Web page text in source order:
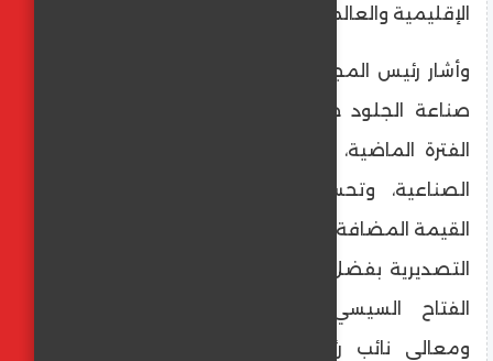
الإقليمية والعالمية.
وأشار رئيس المجلس التصديري للجلود إلى أن
صناعة الجلود حققت نجاحات ملموسة خلال
الفترة الماضية، مدفوعة بجهود تطوير البنية
الصناعية، وتحسين جودة المنتجات، وزيادة
القيمة المضافة، فضلًا عن التوسع في الأسواق
التصديرية بفضل توجيهات فخامة الرئيس عبد
الفتاح السيسي ودعم الحكومة المصرية
ومعالي نائب رئيس مجلس الوزراء للتنمية